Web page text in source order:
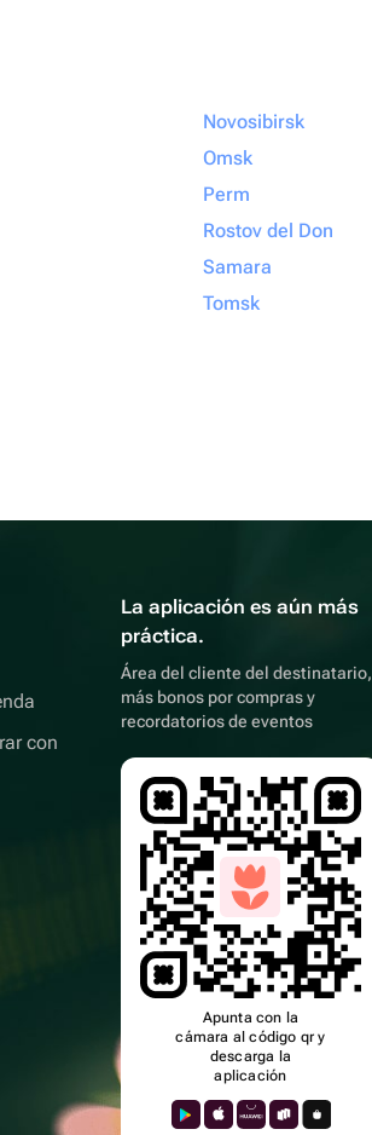
Novosibirsk
Omsk
Perm
Rostov del Don
Samara
Tomsk
con
La aplicación es aún más
práctica.
Área del cliente del destinatario,
más bonos por compras y
recordatorios de eventos
Apunta con la
cámara al código qr y
descarga la
aplicación